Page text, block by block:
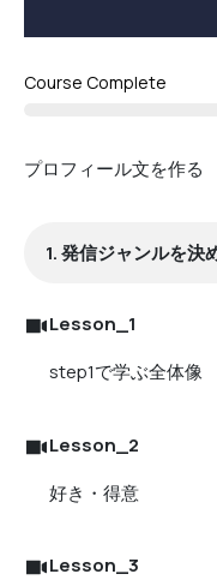
Course Complete
プロフィール文を作る
1. 発信ジャンルを決
Lesson_1
step1で学ぶ全体像
Lesson_2
好き・得意
Lesson_3